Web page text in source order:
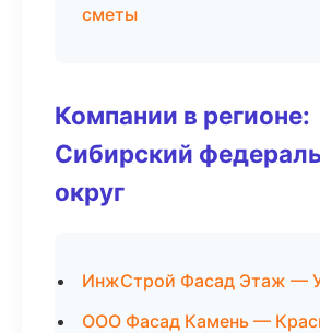
сметы
Компании в регионе:
Сибирский
округ
ИнжСтрой Фасад Этаж —
ООО Фасад Камень —